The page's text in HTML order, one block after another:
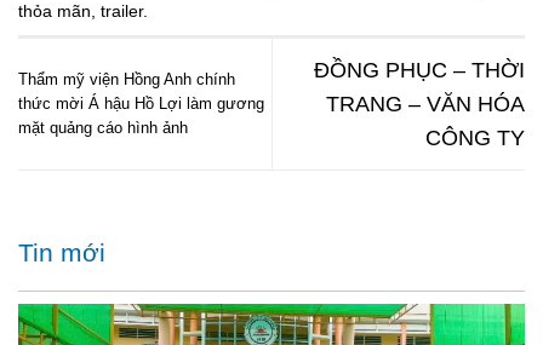
thỏa mãn, trailer.
Thẩm mỹ viện Hồng Anh chính
thức mời Á hậu Hồ Lợi làm gương
mặt quảng cáo hình ảnh
ĐỒNG PHỤC – THỜI
TRANG – VĂN HÓA
CÔNG TY
Tin mới